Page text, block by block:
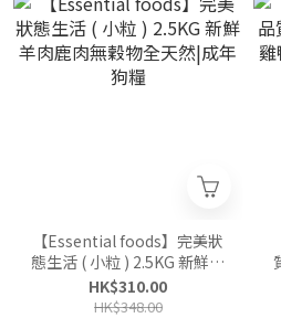
【Essential foods】完美狀
態生活 ( 小粒 ) 2.5KG 新鮮羊
肉鹿肉無穀物全天然|成年狗
糧
HK$310.00
HK$348.00